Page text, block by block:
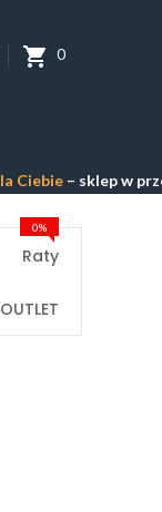
shopping_cart 0
– sklep w
Raty
0%
OUTLET